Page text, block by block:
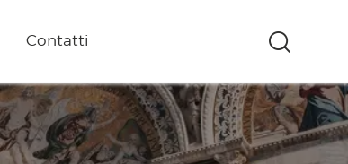
Contatti